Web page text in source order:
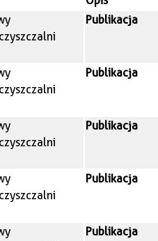
Publikacja
Publikacja
Publikacja
Publikacja
Publikacja